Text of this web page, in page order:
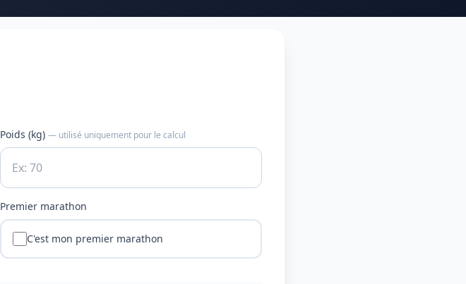
Poids (kg) — utilisé uniquement pour le calcul
Premier marathon
C'est mon premier marathon